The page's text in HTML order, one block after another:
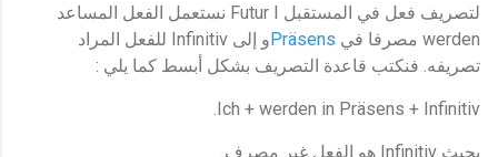
لتصريف فعل في المستقبل Futur I نستعمل الفعل المساعد
werden مصرفا في Präsensو إلى Infinitiv للفعل المراد
تصريفه فنكتب قاعدة التصريف بشكل أبسط كما يلي :
Ich + werden in Präsens + Infinitiv
بحيث Infinitiv هو الفعل غير مصرف